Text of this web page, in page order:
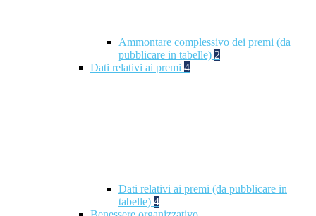
Ammontare complessivo dei premi (da
pubblicare in tabelle) 2
Dati relativi ai premi 4
Dati relativi ai premi (da pubblicare in
tabelle) 4